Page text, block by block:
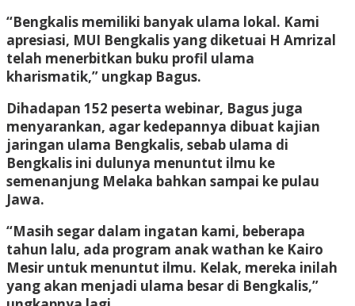
“Bengkalis memiliki banyak ulama lokal. Kami
apresiasi, MUI Bengkalis yang diketuai H Amrizal
telah menerbitkan buku profil ulama
kharismatik,” ungkap Bagus.
Dihadapan 152 peserta webinar, Bagus juga
menyarankan, agar kedepannya dibuat kajian
jaringan ulama Bengkalis, sebab ulama di
Bengkalis ini dulunya menuntut ilmu ke
semenanjung Melaka bahkan sampai ke pulau
Jawa.
“Masih segar dalam ingatan kami, beberapa
tahun lalu, ada program anak wathan ke Kairo
Mesir untuk menuntut ilmu. Kelak, mereka inilah
yang akan menjadi ulama besar di Bengkalis,”